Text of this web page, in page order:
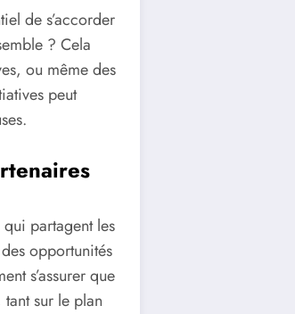
de s’accorder
? Cela
ou même des
peut
partagent les
opportunités
s’assurer que
tant sur le plan